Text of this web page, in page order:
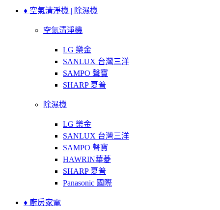
♦ 空氣清淨機 | 除濕機
空氣清淨機
LG 樂金
SANLUX 台灣三洋
SAMPO 聲寶
SHARP 夏普
除濕機
LG 樂金
SANLUX 台灣三洋
SAMPO 聲寶
HAWRIN華菱
SHARP 夏普
Panasonic 國際
♦ 廚房家電